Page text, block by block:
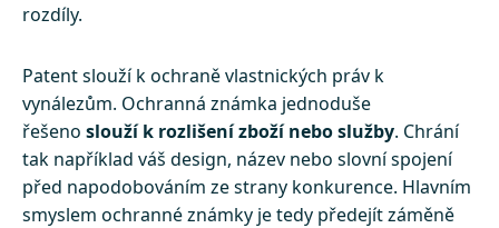
rozdíly.
Patent slouží k ochraně vlastnických práv k
vynálezům. Ochranná známka jednoduše
řešeno slouží k rozlišení zboží nebo služby. Chrání
tak například váš design, název nebo slovní spojení
před napodobováním ze strany konkurence. Hlavním
smyslem ochranné známky je tedy předejít záměně